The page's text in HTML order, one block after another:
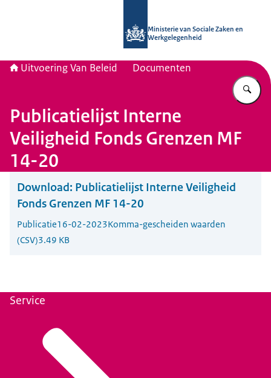
Ministerie van Sociale Zaken en
Werkgelegenheid
Uitvoering Van Beleid Documenten
Publicatielijst Interne
Veiligheid Fonds Grenzen MF
14-20
Download: Publicatielijst Interne Veiligheid
Fonds Grenzen MF 14-20
Publicatie16-02-2023Komma-gescheiden waarden
(CSV)3.49 KB
Service